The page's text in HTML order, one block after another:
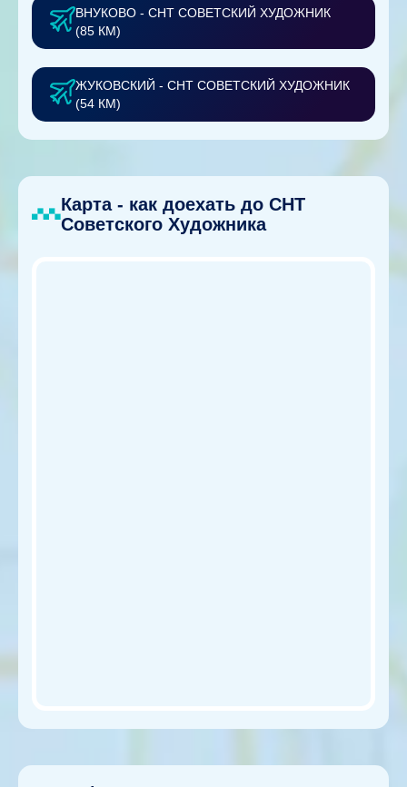
ВНУКОВО - СНТ СОВЕТСКИЙ ХУДОЖНИК
(85 КМ)
ЖУКОВСКИЙ - СНТ СОВЕТСКИЙ ХУДОЖНИК
(54 КМ)
Карта - как доехать до СНТ
Советского Художника